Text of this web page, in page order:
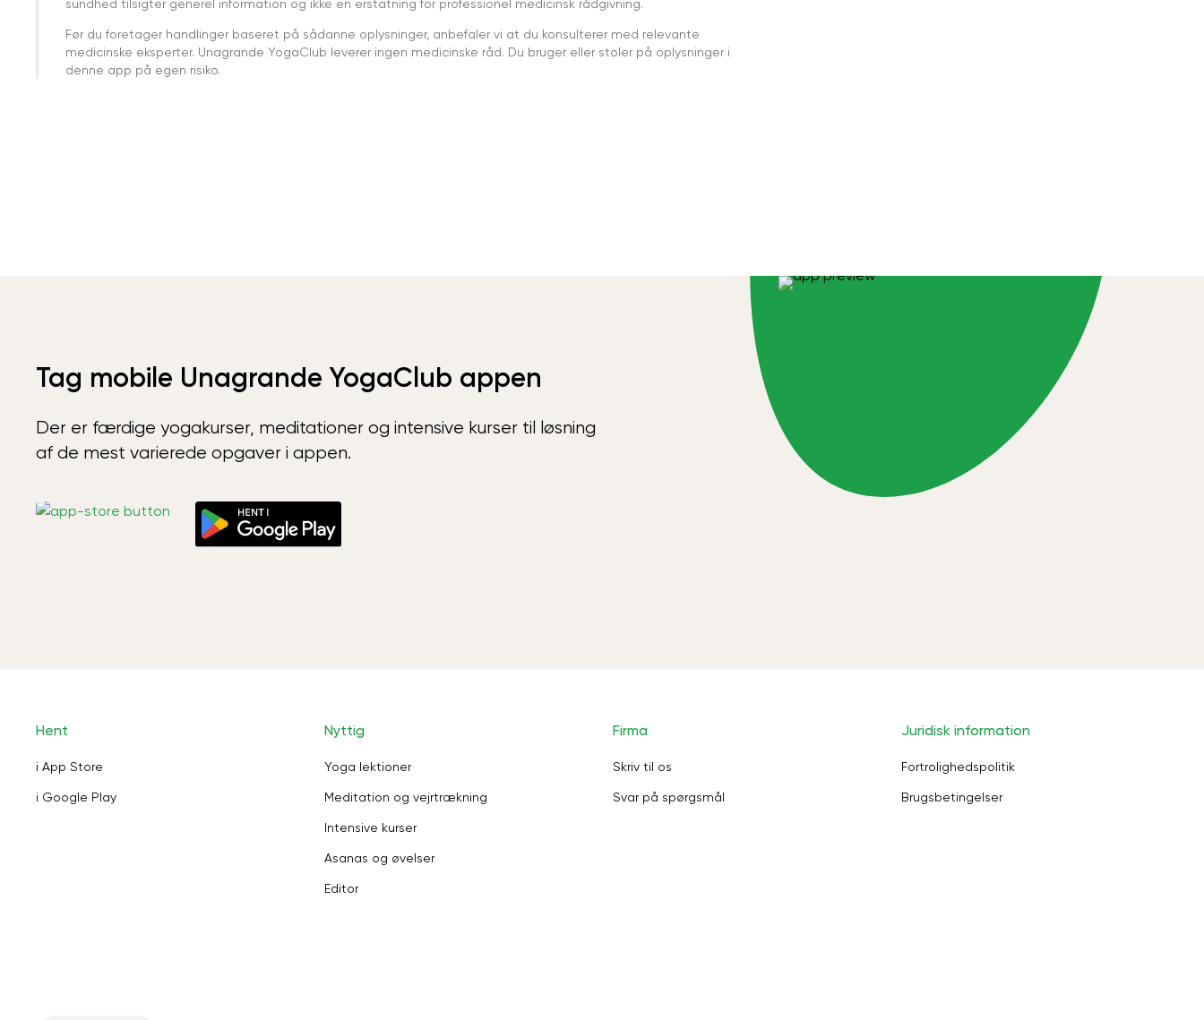
sundhed tilsigter generel information og ikke en erstatning for professionel medicinsk rådgivning.
Før du foretager handlinger baseret på sådanne oplysninger, anbefaler vi at du konsulterer med relevante
medicinske eksperter. Unagrande YogaClub leverer ingen medicinske råd. Du bruger eller stoler på oplysninger i
denne app på egen risiko.
Tag mobile Unagrande YogaClub appen
Der er færdige yogakurser, meditationer og intensive kurser til løsning
af de mest varierede opgaver i appen.
Hent
i App Store
i Google Play
Nyttig
Yoga lektioner
Meditation og vejrtrækning
Intensive kurser
Asanas og øvelser
Editor
Firma
Skriv til os
Svar på spørgsmål
Juridisk information
Fortrolighedspolitik
Brugsbetingelser